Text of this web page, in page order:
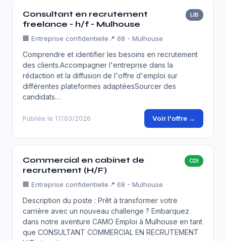
Consultant en recrutement
freelance - h/f - Mulhouse
LIB
🏢 Entreprise confidentielle 📍 68 - Mulhouse
Comprendre et identifier les besoins en recrutement
des clients.Accompagner l'entreprise dans la
rédaction et la diffusion de l'offre d'emploi sur
différentes plateformes adaptéesSourcer des
candidats…
Publiée le 17/03/2026 Voir l'offre →
Commercial en cabinet de
recrutement (H/F)
CDI
🏢 Entreprise confidentielle 📍 68 - Mulhouse
Description du poste : Prêt à transformer votre
carrière avec un nouveau challenge ? Embarquez
dans notre aventure CAMO Emploi à Mulhouse en tant
que CONSULTANT COMMERCIAL EN RECRUTEMENT